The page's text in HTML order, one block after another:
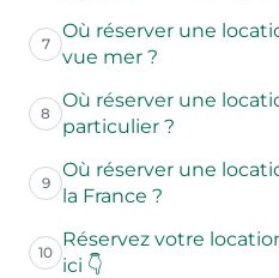
7
Où réserver une
vue mer ?
8
Où réserver une
particulier ?
9
Où réserver une
la France ?
10
Réservez votre
ici 👇